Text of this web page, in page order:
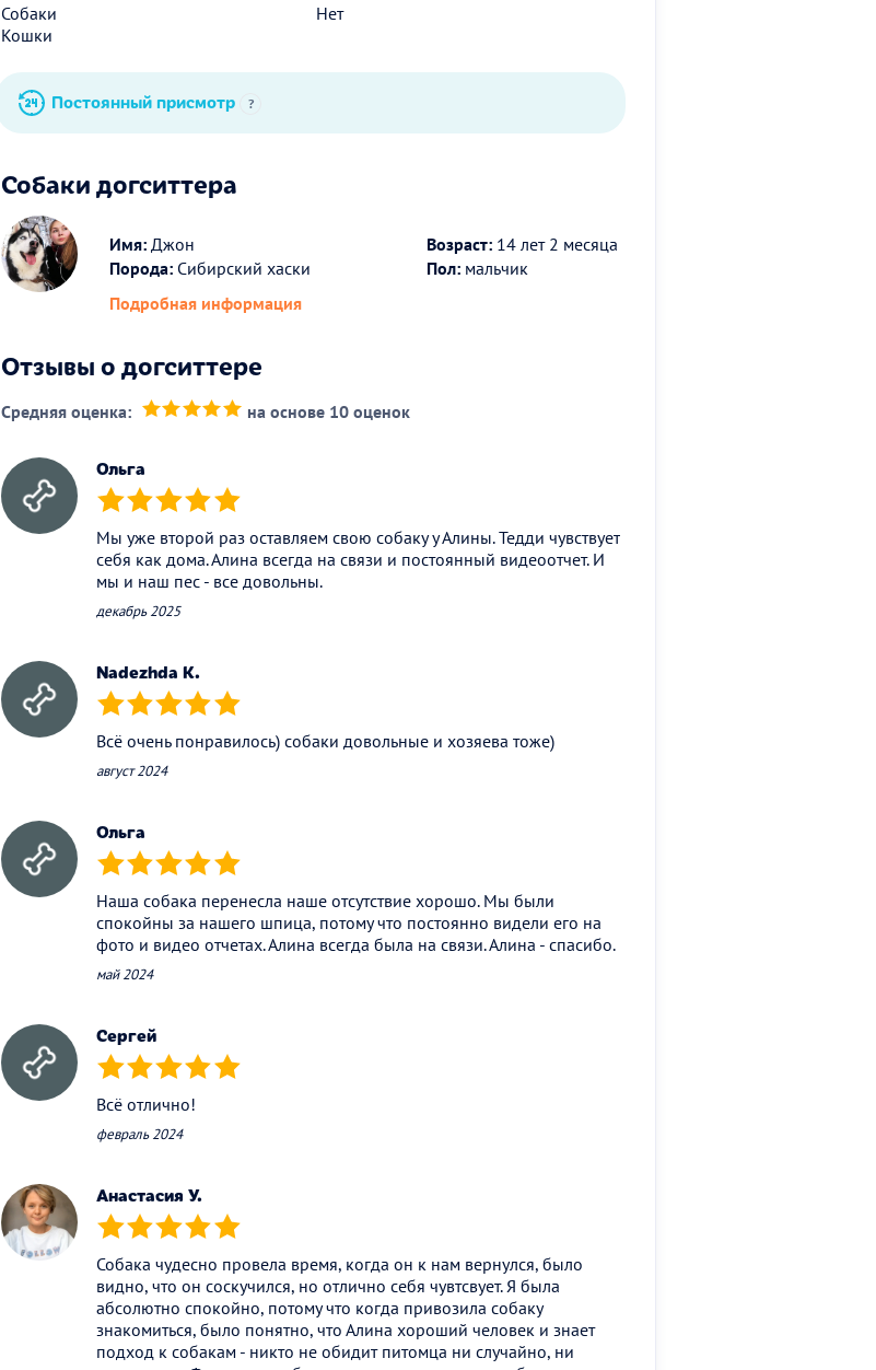
Собаки
Кошки
Нет
Постоянный присмотр ?
Собаки догситтера
Имя: Джон
Порода: Сибирский хаски
Возраст: 14 лет 2 месяца
Пол: мальчик
Подробная информация
Отзывы о догситтере
Средняя оценка: на основе 10 оценок
Ольга
(*) (*) (*) (*) (*)
Мы уже второй раз оставляем свою собаку у Алины. Тедди чувствует
себя как дома. Алина всегда на связи и постоянный видеоотчет. И
мы и наш пес - все довольны.
декабрь 2025
Nadezhda K.
(*) (*) (*) (*) (*)
Всё очень понравилось) собаки довольные и хозяева тоже)
август 2024
Ольга
(*) (*) (*) (*) (*)
Наша собака перенесла наше отсутствие хорошо. Мы были
спокойны за нашего шпица, потому что постоянно видели его на
фото и видео отчетах. Алина всегда была на связи. Алина - спасибо.
май 2024
Сергей
(*) (*) (*) (*) (*)
Всё отлично!
февраль 2024
Анастасия У.
(*) (*) (*) (*) (*)
Собака чудесно провела время, когда он к нам вернулся, было
видно, что он соскучился, но отлично себя чувтсвует. Я была
абсолютно спокойно, потому что когда привозила собаку
знакомиться, было понятно, что Алина хороший человек и знает
подход к собакам - никто не обидит питомца ни случайно, ни